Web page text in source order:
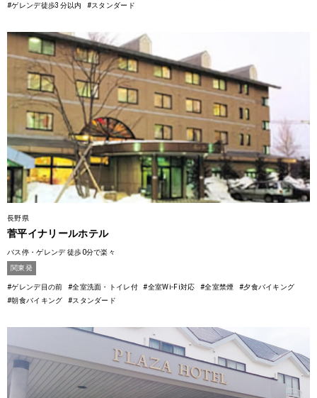
#ゲレンデ徒歩3分以内
#スタンダード
長野県
菅平イナリールホテル
バス停・ゲレンデ 徒歩0分で楽々
関東発
#ゲレンデ目の前 #全室洗面・トイレ付 #全室Wi-Fi対応 #全室禁煙
#夕食バイキング
#朝食バイキング
#スタンダード